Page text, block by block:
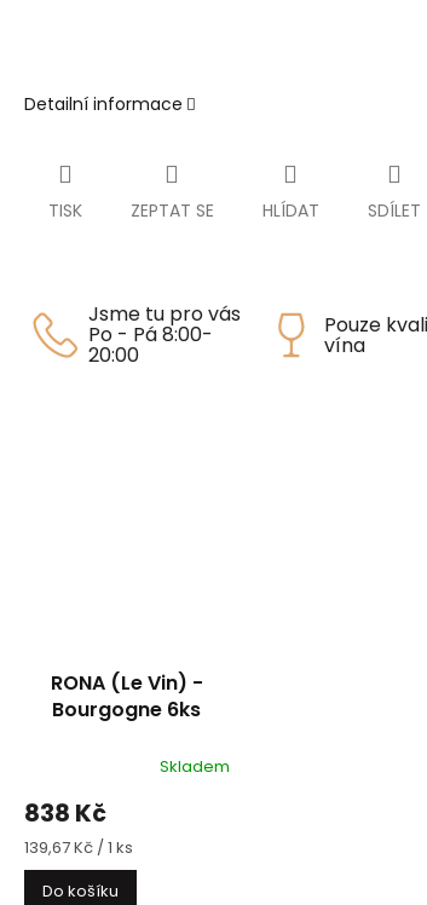
Detailní informace
TISK ZEPTAT SE HLÍDAT SDÍLET
Jsme tu pro vás
Po - Pá 8:00-
20:00
Pouze
vína
RONA (Le Vin) -
Bourgogne 6ks
Skladem
838 Kč
Měrná
cena:
139,67 Kč / 1 ks
Do košíku